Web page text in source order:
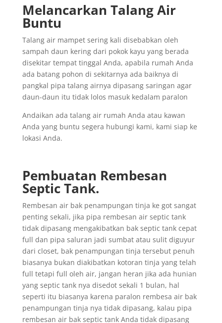
Melancarkan Talang Air
Buntu
Talang air mampet sering kali disebabkan oleh
sampah daun kering dari pokok kayu yang berada
disekitar tempat tinggal Anda, apabila rumah Anda
ada batang pohon di sekitarnya ada baiknya di
pangkal pipa talang airnya dipasang saringan agar
daun-daun itu tidak lolos masuk kedalam paralon
Andaikan ada talang air rumah Anda atau kawan
Anda yang buntu segera hubungi kami, kami siap ke
lokasi Anda.
Pembuatan Rembesan
Septic Tank.
Rembesan air bak penampungan tinja ke got sangat
penting sekali, jika pipa rembesan air septic tank
tidak dipasang mengakibatkan bak septic tank cepat
full dan pipa saluran jadi sumbat atau sulit diguyur
dari closet, bak penampungan tinja tersebut penuh
biasanya bukan diakibatkan kotoran tinja yang telah
full tetapi full oleh air, jangan heran jika ada hunian
yang septic tank nya disedot sekali 1 bulan, hal
seperti itu biasanya karena paralon rembesa air bak
penampungan tinja nya tidak dipasang, kalau pipa
rembesan air bak septic tank Anda tidak dipasang